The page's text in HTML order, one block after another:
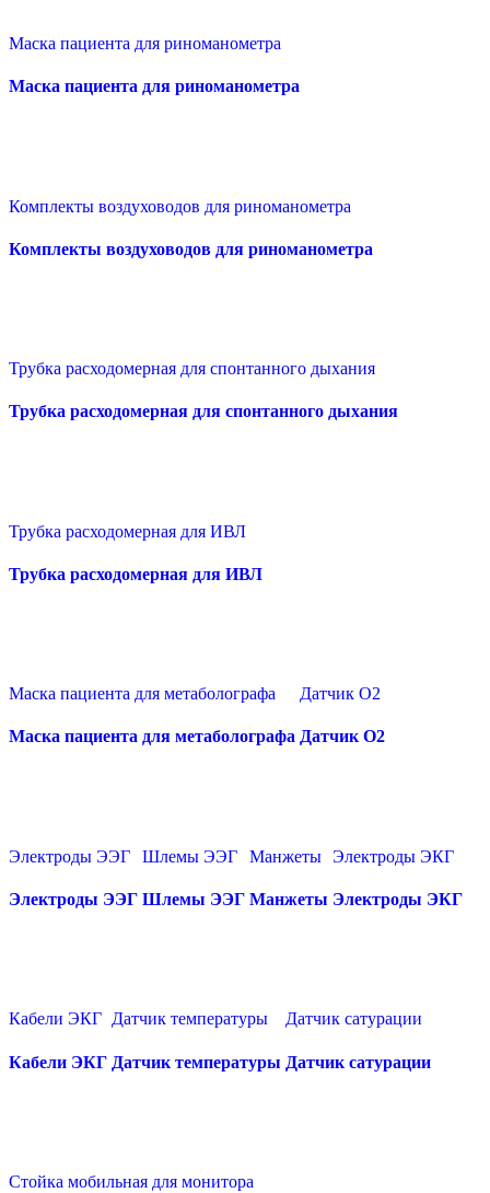
Маска пациента для риноманометра
Маска пациента для риноманометра
Комплекты воздуховодов для риноманометра
Комплекты воздуховодов для риноманометра
Трубка расходомерная для спонтанного дыхания
Трубка расходомерная для спонтанного дыхания
Трубка расходомерная для ИВЛ
Трубка расходомерная для ИВЛ
Маска пациента для метаболографа
Маска пациента для метаболографа
Датчик О2
Датчик О2
Электроды ЭЭГ
Электроды ЭЭГ
Шлемы ЭЭГ
Шлемы ЭЭГ
Манжеты
Манжеты
Электроды ЭКГ
Электроды ЭКГ
Кабели ЭКГ
Кабели ЭКГ
Датчик температуры
Датчик температуры
Датчик сатурации
Датчик сатурации
Стойка мобильная для монитора